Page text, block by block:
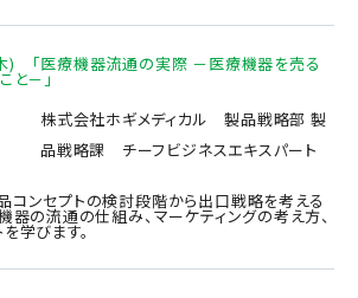
) 「医療機器流通の実際 －医療機器を売る
と－」
株式会社ホギメディカル 製品戦略部 製
品戦略課 チーフビジネスエキスパート
コンセプトの検討段階から出口戦略を考える
器の流通の仕組み、マーケティングの考え方、
学びます。